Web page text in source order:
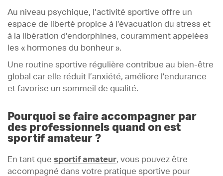
Au niveau psychique, l’activité sportive offre un
espace de liberté propice à l’évacuation du stress et
à la libération d’endorphines, couramment appelées
les « hormones du bonheur ».
Une routine sportive régulière contribue au bien-être
global car elle réduit l’anxiété, améliore l’endurance
et favorise un sommeil de qualité.
Pourquoi se faire accompagner par
des professionnels quand on est
sportif amateur ?
En tant que sportif amateur, vous pouvez être
accompagné dans votre pratique sportive pour